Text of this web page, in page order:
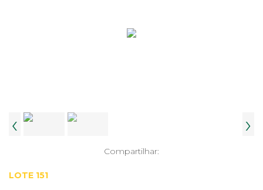
‹ ›
Compartilhar:
LOTE 151